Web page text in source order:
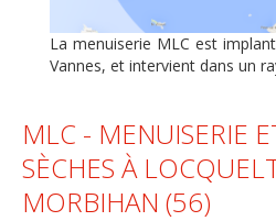
La menuiserie MLC est
Vannes, et intervient dans un
MLC - MENUISERIE
SÈCHES À
MORBIHAN (56)